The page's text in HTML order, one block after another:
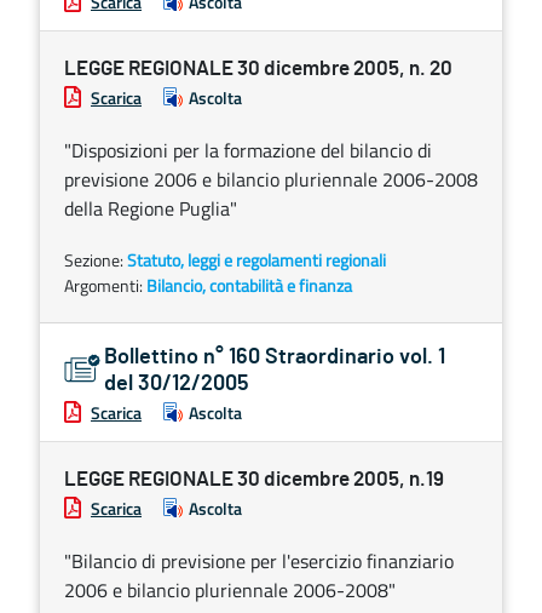
LEGGE REGIONALE 30 dicembre 2005, n. 20
Scarica Ascolta
"Disposizioni per la formazione del bilancio di
previsione 2006 e bilancio pluriennale 2006-2008
della Regione Puglia"
Sezione:Statuto, leggi e regolamenti regionali
Argomenti: Bilancio, contabilità e finanza
Bollettino n° 160 Straordinario vol. 1
del 30/12/2005
Scarica Ascolta
LEGGE REGIONALE 30 dicembre 2005, n.19
Scarica Ascolta
"Bilancio di previsione per l'esercizio finanziario
2006 e bilancio pluriennale 2006-2008"